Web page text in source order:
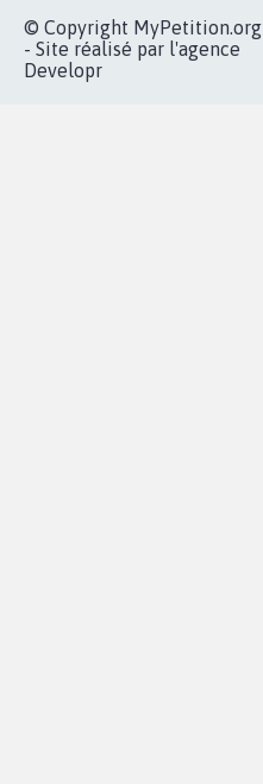
© Copyright MyPetition.org
- Site réalisé par l'agence
Developr